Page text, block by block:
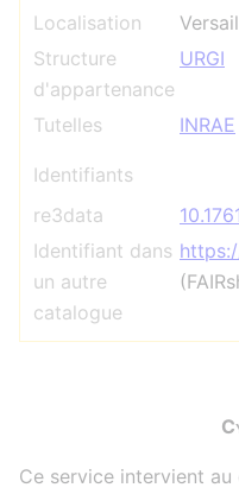
Localisation
Structure
d'appartenance
URGI
Tutelles INRAE
Identifiants
re3data
Identifiant dans
un autre
catalogue
Ce service intervient